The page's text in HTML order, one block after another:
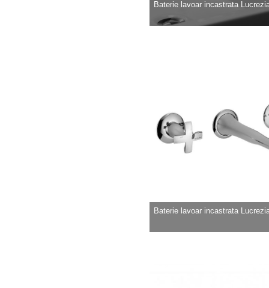
Baterie lavoar incastrata
Baterie lavoar incastrata